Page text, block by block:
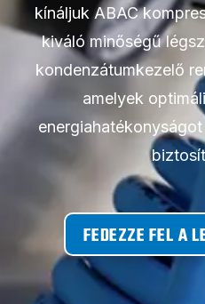
kínáljuk ABAC
kiváló minőségű
kondenzátumkezelő
amelyek
FEDEZZE FEL A